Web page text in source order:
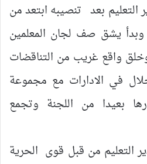
بعد تنصيبه ابتعد من
يشق صف لجان المعلمين
واقع غريب من التناقضات
في الادارات مع مجموعة
بعيدا من اللجنة وتجمع
من قبل قوى الحرية